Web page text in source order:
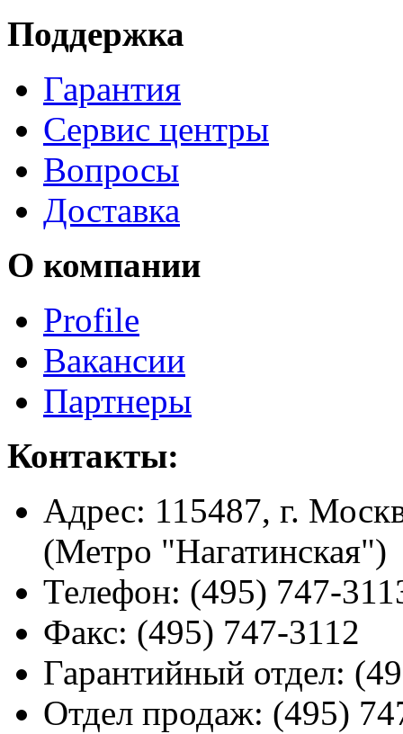
Поддержка
Гарантия
Сервис центры
Вопросы
Доставка
О компании
Profile
Вакансии
Партнеры
Контакты:
Адрес: 115487, г.
(Метро "Нагатинская")
Телефон: (495) 747-
Факс: (495) 747-3112
Гарантийный отдел:
Отдел продаж: (495)